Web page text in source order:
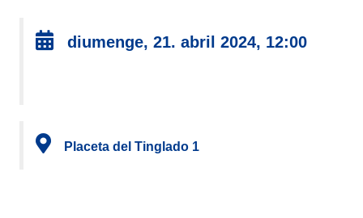
diumenge, 21. abril 2024, 12:00
Placeta del Tinglado 1